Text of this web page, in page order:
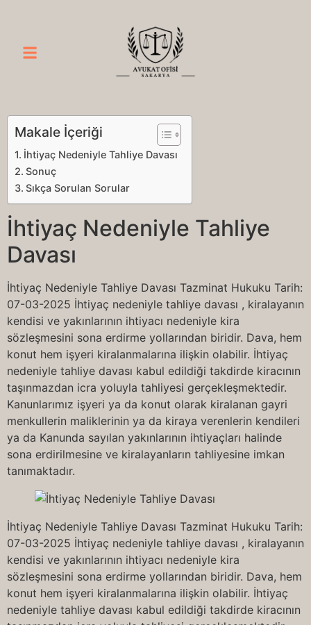
Makale İçeriği
İhtiyaç Nedeniyle Tahliye Davası
Sonuç
Sıkça Sorulan Sorular
İhtiyaç Nedeniyle Tahliye
Davası
İhtiyaç Nedeniyle Tahliye Davası Tazminat Hukuku Tarih:
07-03-2025 İhtiyaç nedeniyle tahliye davası , kiralayanın
kendisi ve yakınlarının ihtiyacı nedeniyle kira
sözleşmesini sona erdirme yollarından biridir. Dava, hem
konut hem işyeri kiralanmalarına ilişkin olabilir. İhtiyaç
nedeniyle tahliye davası kabul edildiği takdirde kiracının
taşınmazdan icra yoluyla tahliyesi gerçekleşmektedir.
Kanunlarımız işyeri ya da konut olarak kiralanan gayri
menkullerin maliklerinin ya da kiraya verenlerin kendileri
ya da Kanunda sayılan yakınlarının ihtiyaçları halinde
sona erdirilmesine ve kiralayanların tahliyesine imkan
tanımaktadır.
İhtiyaç Nedeniyle Tahliye Davası Tazminat Hukuku Tarih:
07-03-2025 İhtiyaç nedeniyle tahliye davası , kiralayanın
kendisi ve yakınlarının ihtiyacı nedeniyle kira
sözleşmesini sona erdirme yollarından biridir. Dava, hem
konut hem işyeri kiralanmalarına ilişkin olabilir. İhtiyaç
nedeniyle tahliye davası kabul edildiği takdirde kiracının